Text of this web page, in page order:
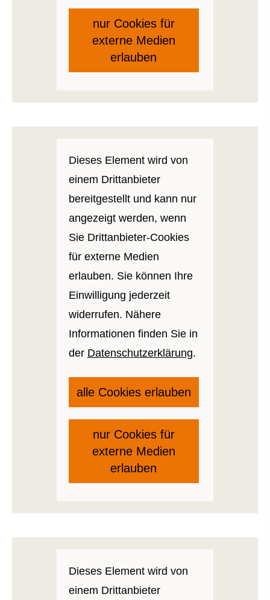
nur Cookies für
externe Medien
erlauben
Dieses Element wird von
einem Drittanbieter
bereitgestellt und kann nur
angezeigt werden, wenn
Sie Drittanbieter-Cookies
für externe Medien
erlauben. Sie können Ihre
Einwilligung jederzeit
widerrufen. Nähere
Informationen finden Sie in
der Datenschutzerklärung.
alle Cookies erlauben
nur Cookies für
externe Medien
erlauben
Dieses Element wird von
einem Drittanbieter